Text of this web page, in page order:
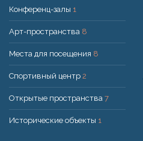
Конференц-залы 1
Арт-пространства 8
Места для посещения 8
Спортивный центр 2
Открытые пространства 7
Исторические объекты 1